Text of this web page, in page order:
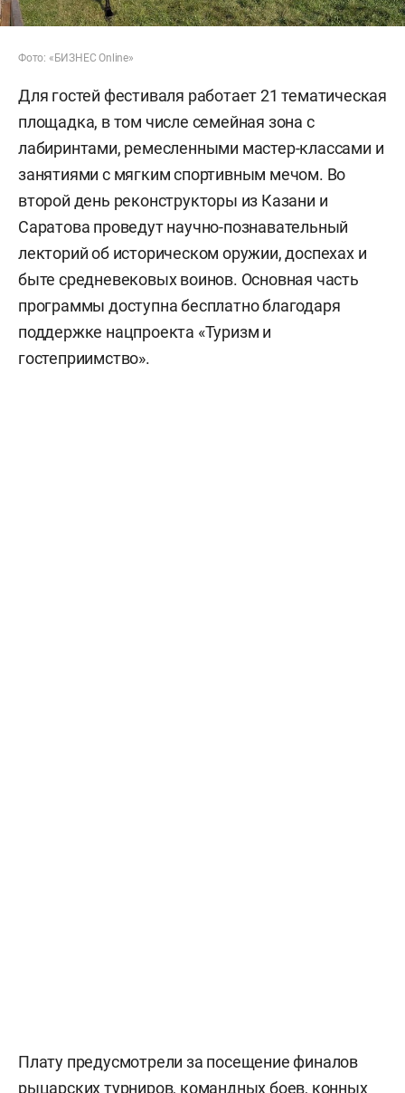
Фото: «БИЗНЕС Online»
Для гостей фестиваля работает 21 тематическая
площадка, в том числе семейная зона с
лабиринтами, ремесленными мастер-классами и
занятиями с мягким спортивным мечом. Во
второй день реконструкторы из Казани и
Саратова проведут научно-познавательный
лекторий об историческом оружии, доспехах и
быте средневековых воинов. Основная часть
программы доступна бесплатно благодаря
поддержке нацпроекта «Туризм и
гостеприимство».
Плату предусмотрели за посещение финалов
рыцарских турниров, командных боев, конных